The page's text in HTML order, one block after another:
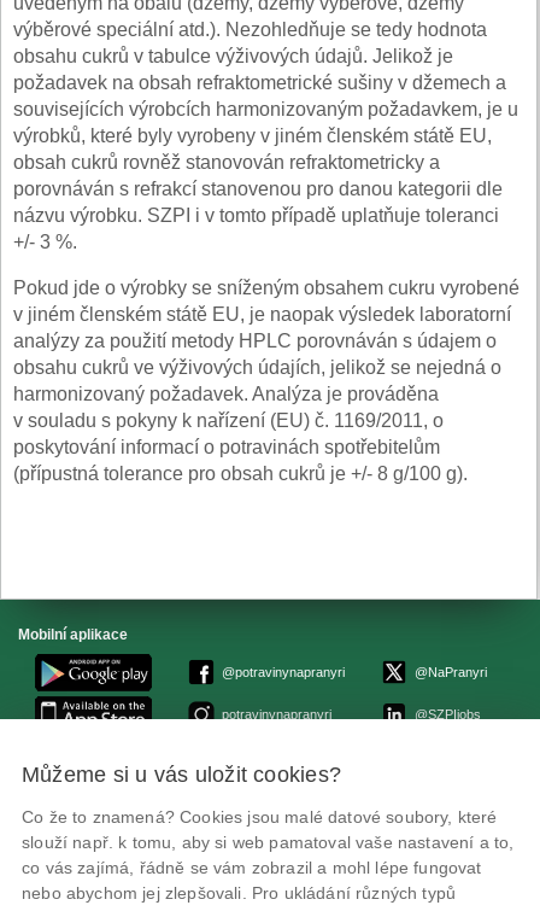
výběrové speciální atd.). Nezohledňuje se tedy hodnota
obsahu cukrů v tabulce výživových údajů. Jelikož je
požadavek na obsah refraktometrické sušiny v džemech a
souvisejících výrobcích harmonizovaným požadavkem, je u
výrobků, které byly vyrobeny v jiném členském státě EU,
obsah cukrů rovněž stanovován refraktometricky a
porovnáván s refrakcí stanovenou pro danou kategorii dle
názvu výrobku. SZPI i v tomto případě uplatňuje toleranci
+/- 3 %.
Pokud jde o výrobky se sníženým obsahem cukru vyrobené
v jiném členském státě EU, je naopak výsledek laboratorní
analýzy za použití metody HPLC porovnáván s údajem o
obsahu cukrů ve výživových údajích, jelikož se nejedná o
harmonizovaný požadavek. Analýza je prováděna
v souladu s pokyny k nařízení (EU) č. 1169/2011, o
poskytování informací o potravinách spotřebitelům
(přípustná tolerance pro obsah cukrů je +/- 8 g/100 g).
Mobilní aplikace
@potravinynapranyri
potravinynapranyri
@NaPranyri
@SZPIjobs
© Státní zemědělská a potravinářská inspekce 2026.
ID datové schránky: avraiqg
IČO: 75014149, DIČ: CZ75014149
Prohlášení o přístupnosti|Zásady ochrany soukromí
Můžeme si u vás uložit cookies?
Co že to znamená? Cookies jsou malé datové soubory, které
slouží např. k tomu, aby si web pamatoval vaše nastavení a to,
co vás zajímá, řádně se vám zobrazil a mohl lépe fungovat
nebo abychom jej zlepšovali. Pro ukládání různých typů